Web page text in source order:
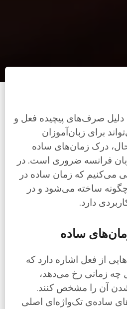
دلیل صرف‌های پیچیده فعل و
برای زبان‌آموزان
حال، درک زمان‌های ساده
فرانسه ضروری است. در
می‌کنیم که زمان ساده در
ساخته می‌شود و در
دارد.
ساده
از فعل اشاره دارد که
زمانی رخ می‌دهد،
آن را مشخص کنند.
ساده‌ی تک‌واژه‌ای اصلی